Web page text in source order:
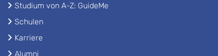
Studium von A-Z: GuideMe
Schulen
Karriere
Alumni